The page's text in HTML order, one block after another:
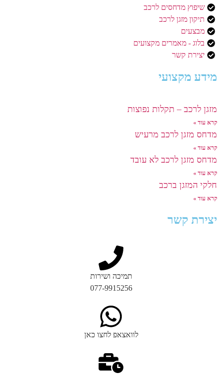
שיפוץ מדחסים לרכב
תיקון מזגן לרכב
מבצעים
בלוג - מאמרים מקצועים
יצירת קשר
מידע מקצועי
מזגן לרכב – תקלות נפוצות
קרא עוד »
מדחס מזגן לרכב מרעיש
קרא עוד »
מדחס מזגן לרכב לא עובד
קרא עוד »
חלקי המזגן ברכב
קרא עוד »
יצירת קשר
תמיכה ושירות
077-9915256
לוואצאפ לחצו כאן